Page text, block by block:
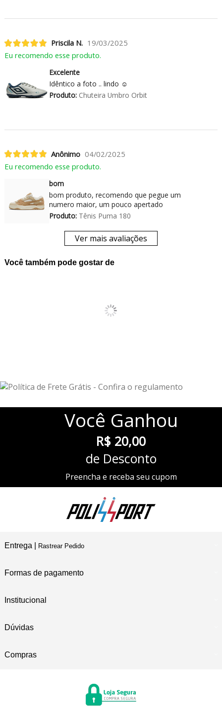
Priscila N. 19/03/2025
Eu recomendo esse produto.
Excelente
Idêntico a foto .. lindo ☺️
Produto:Chuteira Umbro Orbit
Anônimo 04/02/2025
Eu recomendo esse produto.
bom
bom produto, recomendo que pegue um
numero maior, um pouco apertado
Produto:Tênis Puma 180
Ver mais avaliações
Você também pode gostar de
Você Ganhou
R$ 20,00
de Desconto
Preencha e receba seu cupom
Entrega | Rastrear Pedido
Formas de pagamento
Institucional
Dúvidas
Compras